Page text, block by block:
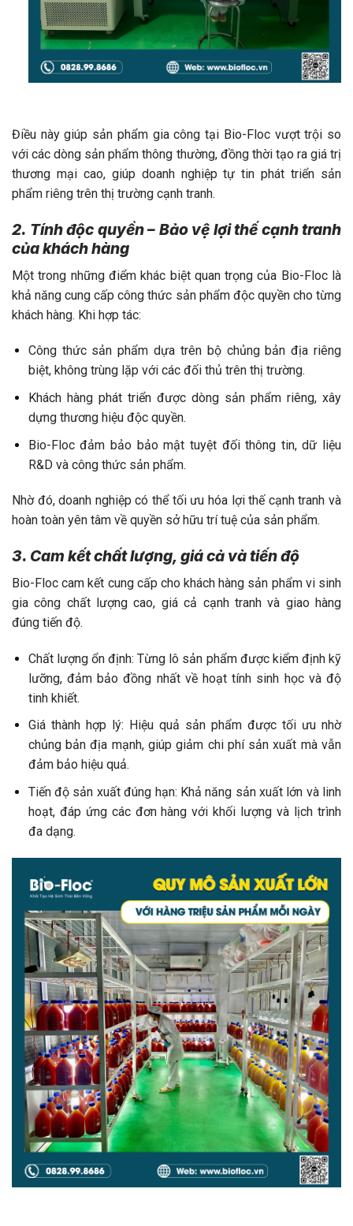
Điều này giúp sản phẩm gia công tại Bio-Floc vượt trội so
với các dòng sản phẩm thông thường, đồng thời tạo ra giá trị
thương mại cao, giúp doanh nghiệp tự tin phát triển sản
phẩm riêng trên thị trường cạnh tranh.
2. Tính độc quyền – Bảo vệ lợi thế cạnh tranh
của khách hàng
Một trong những điểm khác biệt quan trọng của Bio-Floc là
khả năng cung cấp công thức sản phẩm độc quyền cho từng
khách hàng. Khi hợp tác:
Công thức sản phẩm dựa trên bộ chủng bản địa riêng
biệt, không trùng lặp với các đối thủ trên thị trường.
Khách hàng phát triển được dòng sản phẩm riêng, xây
dựng thương hiệu độc quyền.
Bio-Floc đảm bảo bảo mật tuyệt đối thông tin, dữ liệu
R&D và công thức sản phẩm.
Nhờ đó, doanh nghiệp có thể tối ưu hóa lợi thế cạnh tranh và
hoàn toàn yên tâm về quyền sở hữu trí tuệ của sản phẩm.
3. Cam kết chất lượng, giá cả và tiến độ
Bio-Floc cam kết cung cấp cho khách hàng sản phẩm vi sinh
gia công chất lượng cao, giá cả cạnh tranh và giao hàng
đúng tiến độ.
Chất lượng ổn định: Từng lô sản phẩm được kiểm định kỹ
lưỡng, đảm bảo đồng nhất về hoạt tính sinh học và độ
tinh khiết.
Giá thành hợp lý: Hiệu quả sản phẩm được tối ưu nhờ
chủng bản địa mạnh, giúp giảm chi phí sản xuất mà vẫn
đảm bảo hiệu quả.
Tiến độ sản xuất đúng hạn: Khả năng sản xuất lớn và linh
hoạt, đáp ứng các đơn hàng với khối lượng và lịch trình
đa dạng.